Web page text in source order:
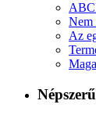
Nem
Az
Népszerű